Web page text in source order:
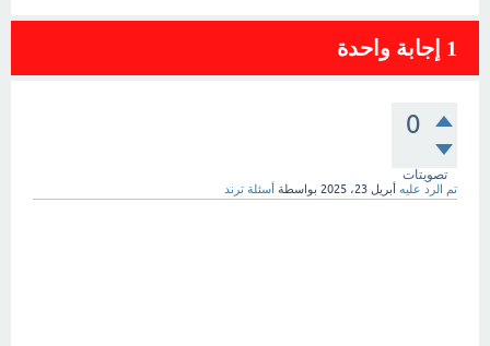
1 إجابة واحدة
0
تصويتات
تم الرد عليه أبريل 23، 2025 بواسطة أسئلة ترند